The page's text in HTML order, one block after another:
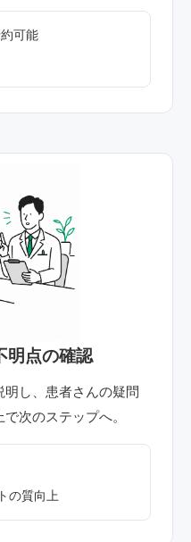
可能
明点の確認
し、患者さんの疑問
次のステップへ。
の質向上